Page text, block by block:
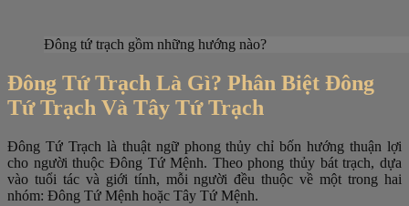
Đông tứ trạch gồm những hướng nào?
Đông Tứ Trạch Là Gì? Phân Biệt Đông
Tứ Trạch Và Tây Tứ Trạch
Đông Tứ Trạch là thuật ngữ phong thủy chỉ bốn hướng thuận lợi
cho người thuộc Đông Tứ Mệnh. Theo phong thủy bát trạch, dựa
vào tuổi tác và giới tính, mỗi người đều thuộc về một trong hai
nhóm: Đông Tứ Mệnh hoặc Tây Tứ Mệnh.